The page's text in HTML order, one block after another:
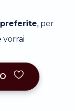
, per
vorrai